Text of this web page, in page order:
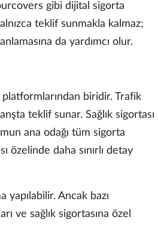
gibi dijital sigorta
teklif sunmakla kalmaz;
da yardımcı olur.
biridir. Trafik
teklif sunar. Sağlık sigortası
ana odağı tüm sigorta
özelinde daha sınırlı detay
yapılabilir. Ancak bazı
ve sağlık sigortasına özel